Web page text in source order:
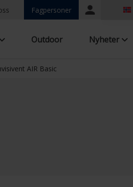
Fagpersoner
Portal
Outdoor Nyheter
AIR Basic